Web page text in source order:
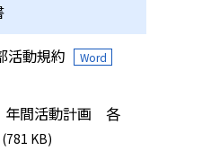
活動規約 Word
間活動計画 各
(781 KB)